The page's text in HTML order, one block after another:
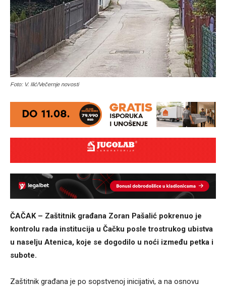
Foto: V. Ilić/Večernje novosti
ČAČAK – Zaštitnik građana Zoran Pašalić pokrenuo je
kontrolu rada institucija u Čačku posle trostrukog ubistva
u naselju Atenica, koje se dogodilo u noći između petka i
subote.
Zaštitnik građana je po sopstvenoj inicijativi, a na osnovu